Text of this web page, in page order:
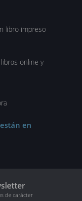
libro impreso
online y
están en
de carácter